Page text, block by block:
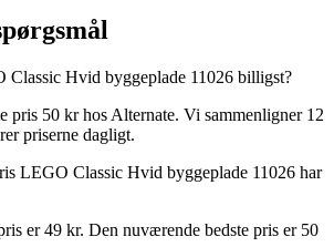
Classic Hvid byggeplade 11026 billigst?
pris 50 kr hos Alternate. Vi sammenligner 12
priserne dagligt.
LEGO Classic Hvid byggeplade 11026 har
er 49 kr. Den nuværende bedste pris er 50